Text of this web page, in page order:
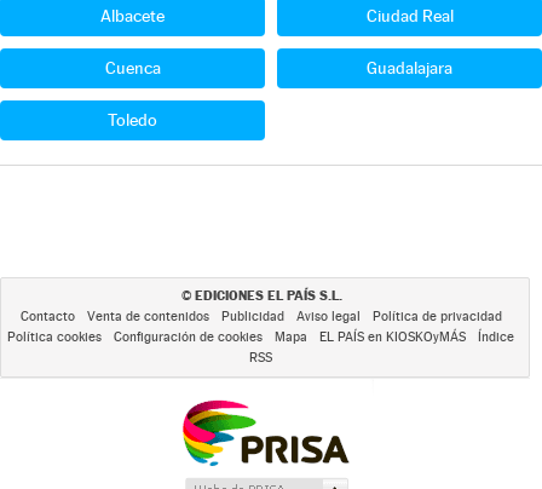
Albacete Ciudad Real
Cuenca Guadalajara
Toledo
© EDICIONES EL PAÍS S.L.
Contacto Venta de contenidos Publicidad Aviso legal
Política de privacidad
Política cookies
Configuración de cookies Mapa EL PAÍS en KIOSKOyMÁS
Índice
RSS